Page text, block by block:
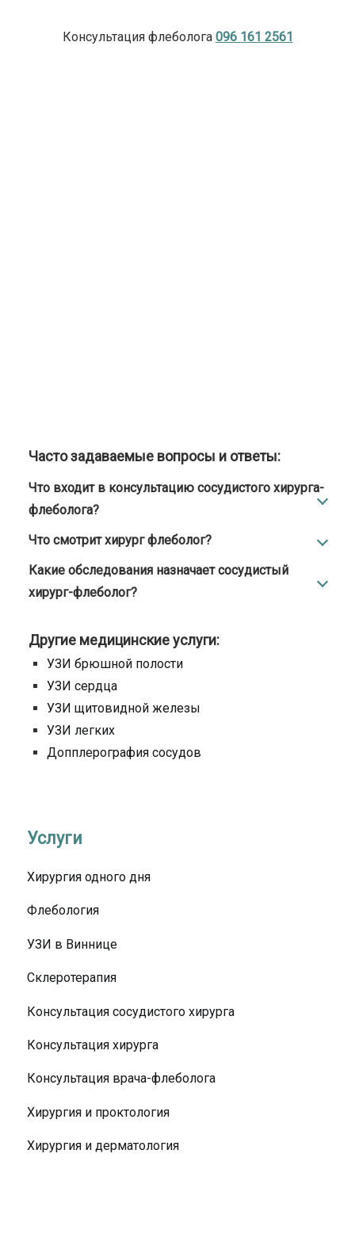
Консультация флеболога 096 161 2561
Часто задаваемые вопросы и ответы:
Что входит в консультацию сосудистого хирурга-
флеболога?
Что смотрит хирург флеболог?
Какие обследования назначает сосудистый
хирург-флеболог?
Другие медицинские услуги:
УЗИ брюшной полости
УЗИ сердца
УЗИ щитовидной железы
УЗИ легких
Допплерография сосудов
Услуги
Хирургия одного дня
Флебология
УЗИ в Виннице
Склеротерапия
Консультация сосудистого хирурга
Консультация хирурга
Консультация врача-флеболога
Хирургия и проктология
Хирургия и дерматология